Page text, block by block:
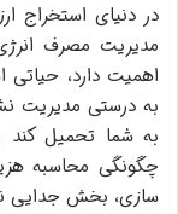
در دنیای استخراج
مدیریت مصرف
اهمیت دارد،
به درستی مدیریت
به شما تحمیل کند
چگونگی محاسبه
سازی، بخش جدایی